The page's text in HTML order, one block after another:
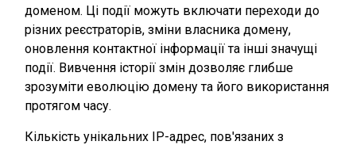
доменом. Ці події можуть включати переходи до
різних реєстраторів, зміни власника домену,
оновлення контактної інформації та інші значущі
події. Вивчення історії змін дозволяє глибше
зрозуміти еволюцію домену та його використання
протягом часу.
Кількість унікальних IP-адрес, пов'язаних з